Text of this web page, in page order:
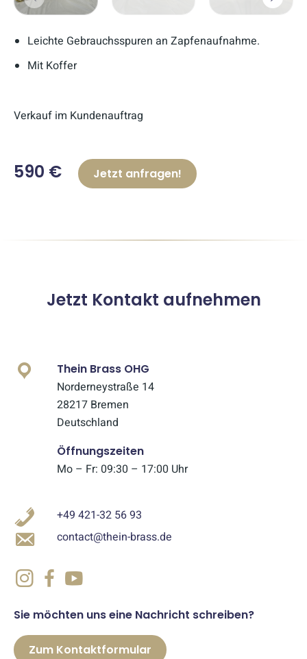
Leichte Gebrauchsspuren an Zapfenaufnahme.
Mit Koffer
Verkauf im Kundenauftrag
590 € Jetzt anfragen!
Jetzt Kontakt aufnehmen
Thein Brass OHG
Norderneystraße 14
28217 Bremen
Deutschland
Öffnungszeiten
Mo – Fr: 09:30 – 17:00 Uhr
+49 421-32 56 93
contact@thein-brass.de
Sie möchten uns eine Nachricht schreiben?
Zum Kontaktformular